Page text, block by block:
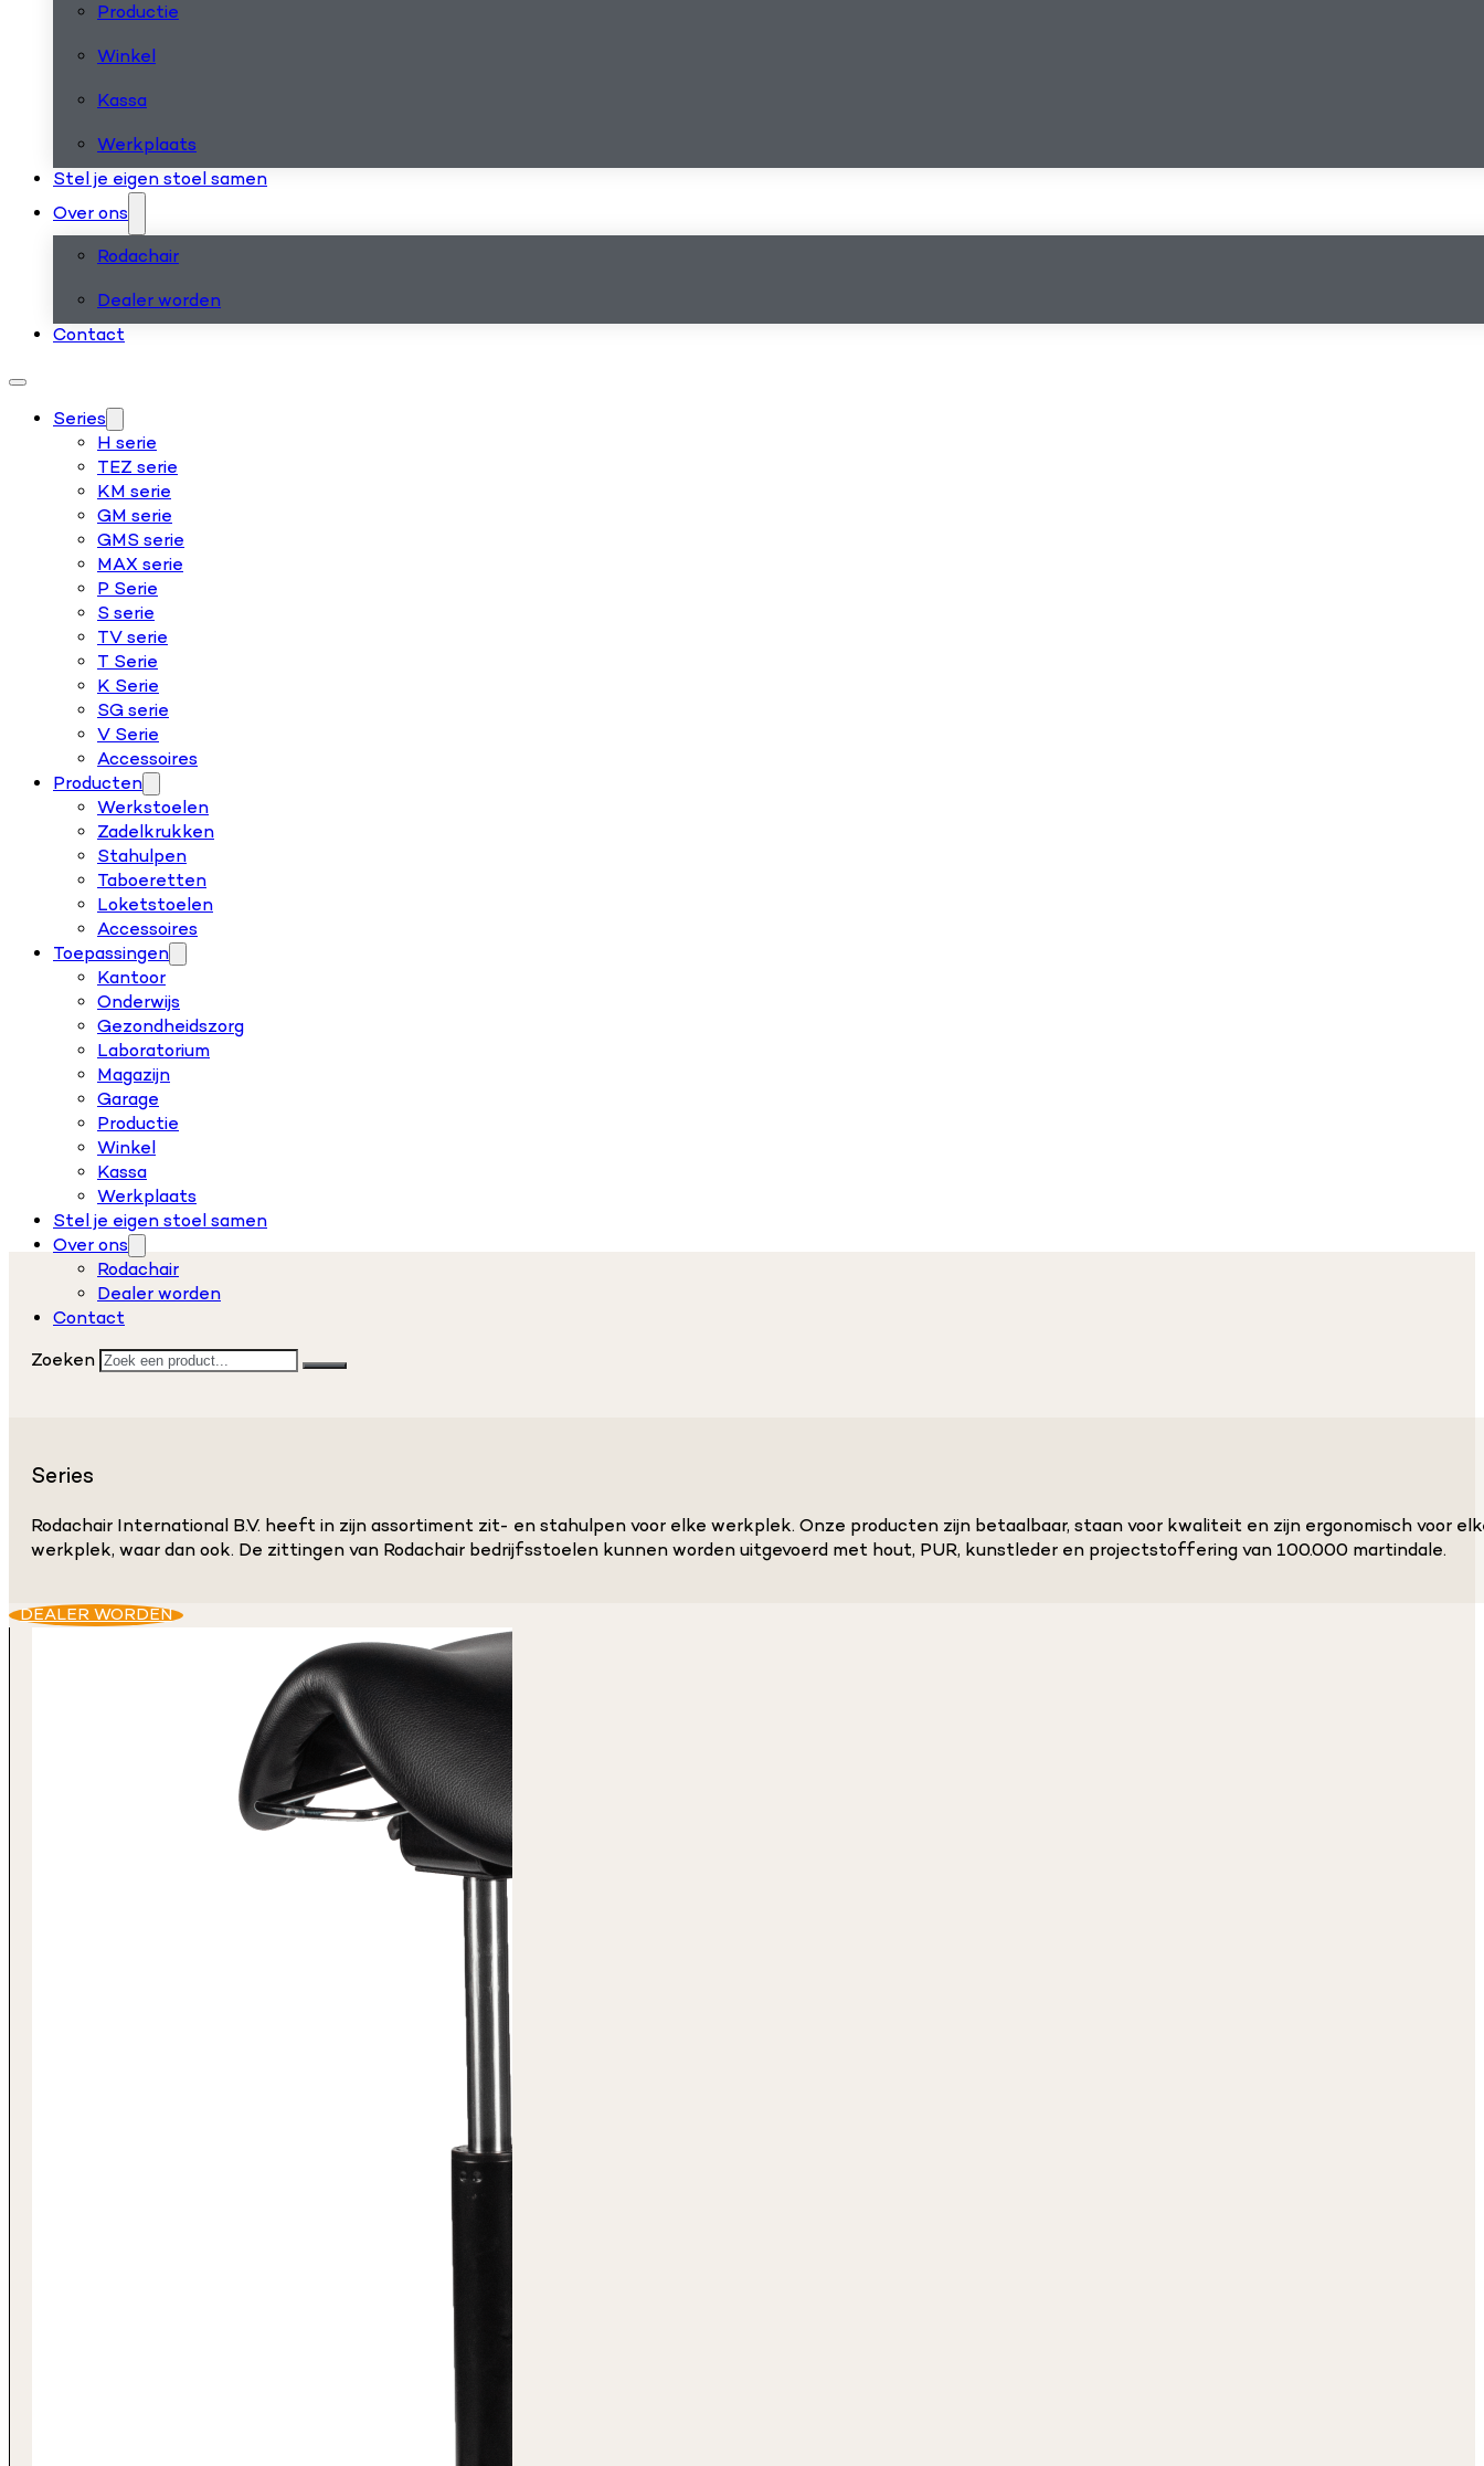
Productie
Winkel
Kassa
Werkplaats
Stel je eigen stoel samen
Over ons
Rodachair
Dealer worden
Contact
Series
H serie
TEZ serie
KM serie
GM serie
GMS serie
MAX serie
P Serie
S serie
TV serie
T Serie
K Serie
SG serie
V Serie
Accessoires
Producten
Werkstoelen
Zadelkrukken
Stahulpen
Taboeretten
Loketstoelen
Accessoires
Toepassingen
Kantoor
Onderwijs
Gezondheidszorg
Laboratorium
Magazijn
Garage
Productie
Winkel
Kassa
Werkplaats
Stel je eigen stoel samen
Over ons
Rodachair
Dealer worden
Contact
Zoeken
Series
Rodachair International B.V. heeft in zijn assortiment zit- en stahulpen voor elke werkplek. Onze producten zijn betaalbaar, staan voor kwaliteit en zijn ergonomisch voor
werkplek, waar dan ook. De zittingen van Rodachair bedrijfsstoelen kunnen worden uitgevoerd met hout, PUR, kunstleder en projectstoffering van 100.000 martindale.
DEALER WORDEN